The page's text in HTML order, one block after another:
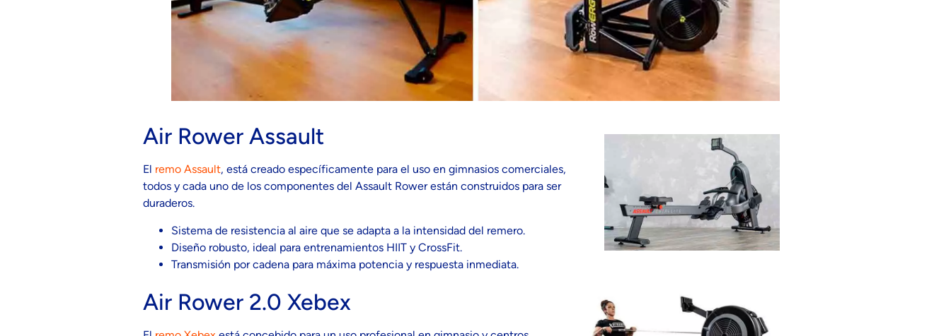
Air Rower Assault
El remo Assault, está creado específicamente para el uso en gimnasios comerciales,
todos y cada uno de los componentes del Assault Rower están construidos para ser
duraderos.
Sistema de resistencia al aire que se adapta a la intensidad del remero.
Diseño robusto, ideal para entrenamientos HIIT y CrossFit.
Transmisión por cadena para máxima potencia y respuesta inmediata.
Air Rower 2.0 Xebex